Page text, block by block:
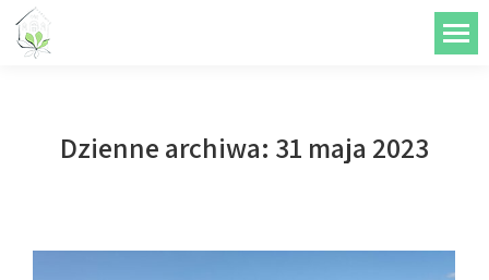
treści
Dzienne archiwa: 31 maja 2023